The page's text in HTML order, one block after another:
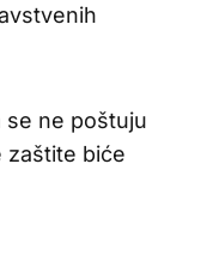
se ne poštuju
zaštite biće